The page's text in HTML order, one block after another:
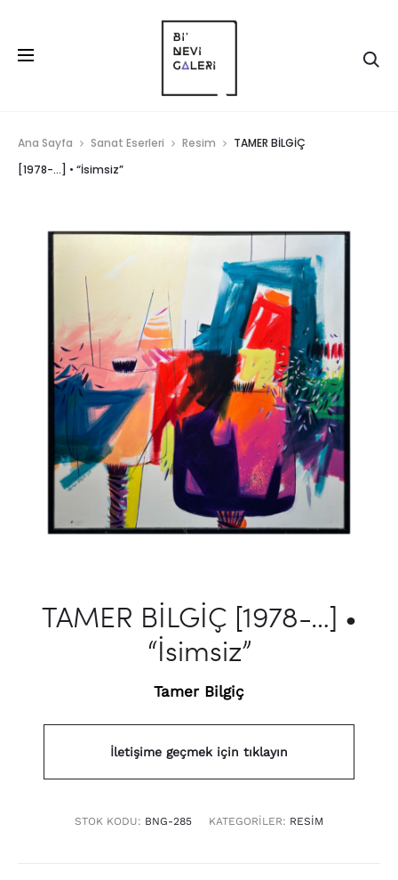
Ana Sayfa Sanat Eserleri Resim
TAMER BİLGİÇ
[1978-…] • “İsimsiz”
TAMER BİLGİÇ [1978-…] •
“İsimsiz”
Tamer Bilgiç
İletişime geçmek için tıklayın
STOK KODU: BNG-285 KATEGORILER: RESIM